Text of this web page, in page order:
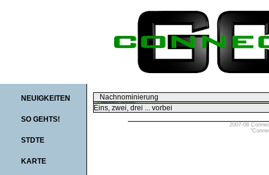
NEUIGKEITEN
SO GEHTS!
STDTE
KARTE
Nachnominierung
Eins, zwei, drei ... vorbei
2007-08